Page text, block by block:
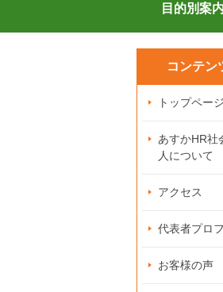
目的別案内
コンテン
トップページ
あすかHR社
人について
アクセス
代表者プロ
お客様の声